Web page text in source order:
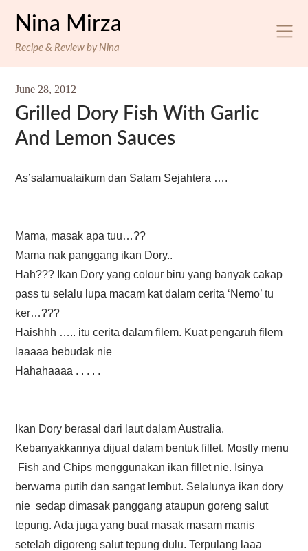
Nina Mirza
Recipe & Review by Nina
June 28, 2012
Grilled Dory Fish With Garlic
And Lemon Sauces
As’salamualaikum dan Salam Sejahtera ….
Mama, masak apa tuu…??
Mama nak panggang ikan Dory..
Hah??? Ikan Dory yang colour biru yang banyak cakap
pass tu selalu lupa macam kat dalam cerita ‘Nemo’ tu
ker…???
Haishhh ….. itu cerita dalam filem. Kuat pengaruh filem
laaaaa bebudak nie
Hahahaaaa . . . . .
Ikan Dory berasal dari laut dalam Australia.
Kebanyakkannya dijual dalam bentuk fillet. Mostly menu
Fish and Chips menggunakan ikan fillet nie. Isinya
berwarna putih dan sangat lembut. Selalunya ikan dory
nie sedap dimasak panggang ataupun goreng salut
tepung. Ada juga yang buat masak masam manis
setelah digoreng salut tepung dulu. Terpulang laaa